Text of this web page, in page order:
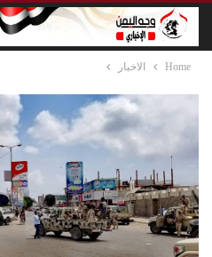
Home الاخبار